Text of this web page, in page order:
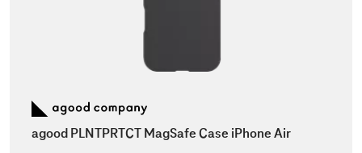
agood PLNTPRTCT MagSafe Case iPhone Air